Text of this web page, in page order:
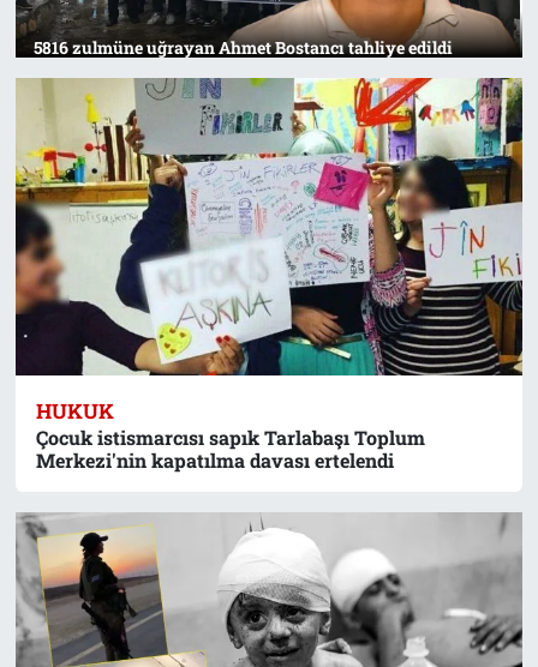
5816 zulmüne uğrayan Ahmet Bostancı tahliye edildi
HUKUK
Çocuk istismarcısı sapık Tarlabaşı Toplum
Merkezi'nin kapatılma davası ertelendi